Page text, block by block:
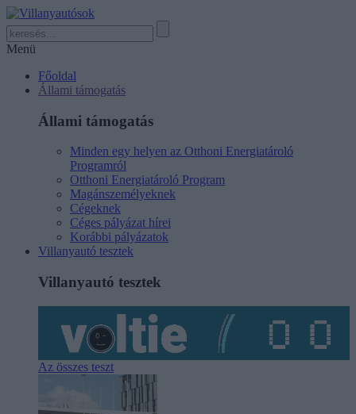
Menü
Főoldal
Állami támogatás
Állami támogatás
Minden egy helyen az Otthoni Energiatároló
Programról
Otthoni Energiatároló Program
Magánszemélyeknek
Cégeknek
Céges pályázat hírei
Korábbi pályázatok
Villanyautó tesztek
Villanyautó tesztek
Az összes teszt